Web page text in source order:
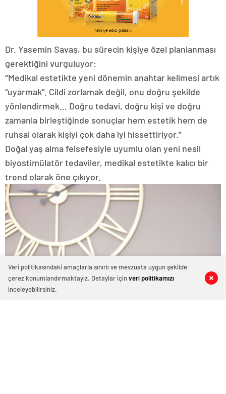
0 0
0 0
0 0
Dr. Yasemin Savaş, bu sürecin kişiye özel planlanması
gerektiğini vurguluyor:
‘’Medikal estetikte yeni dönemin anahtar kelimesi artık
“uyarmak”. Cildi zorlamak değil, onu doğru şekilde
yönlendirmek… Doğru tedavi, doğru kişi ve doğru
zamanla birleştiğinde sonuçlar hem estetik hem de
ruhsal olarak kişiyi çok daha iyi hissettiriyor.”
Doğal yaş alma felsefesiyle uyumlu olan yeni nesil
biyostimülatör tedaviler, medikal estetikte kalıcı bir
trend olarak öne çıkıyor.
Veri politikasındaki amaçlarla sınırlı ve mevzuata uygun şekilde
çerez konumlandırmaktayız. Detaylar içinveri politikamızı
inceleyebilirsiniz.